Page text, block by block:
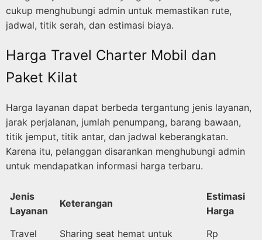
cukup menghubungi admin untuk memastikan rute,
jadwal, titik serah, dan estimasi biaya.
Harga Travel Charter Mobil dan
Paket Kilat
Harga layanan dapat berbeda tergantung jenis layanan,
jarak perjalanan, jumlah penumpang, barang bawaan,
titik jemput, titik antar, dan jadwal keberangkatan.
Karena itu, pelanggan disarankan menghubungi admin
untuk mendapatkan informasi harga terbaru.
Jenis
Layanan
Keterangan
Estimasi
Harga
Travel
Sharing seat hemat untuk Rp